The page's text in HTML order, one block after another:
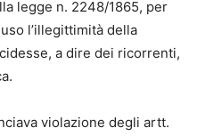
legge n. 2248/1865, per
l’illegittimità della
a dire dei ricorrenti,
violazione degli artt.